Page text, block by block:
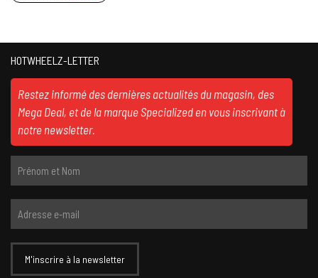
HOTWHEELZ-LETTER
Restez informé des dernières actualités du magasin, des
Mega Deal, et de la marque Specialized en vous inscrivant à
notre newsletter.